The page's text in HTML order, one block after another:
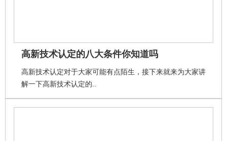
高新技术认定的八大条件你知道吗
高新技术认定对于大家可能有点陌生，接下来就来为大家讲
解一下高新技术认定的..